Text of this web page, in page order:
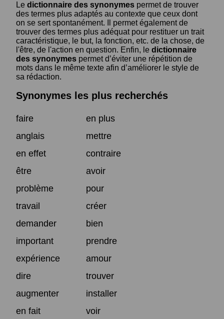
Le dictionnaire des synonymes permet de trouver
des termes plus adaptés au contexte que ceux dont
on se sert spontanément. Il permet également de
trouver des termes plus adéquat pour restituer un trait
caractéristique, le but, la fonction, etc. de la chose, de
l'être, de l'action en question. Enfin, le dictionnaire
des synonymes permet d’éviter une répétition de
mots dans le même texte afin d’améliorer le style de
sa rédaction.
Synonymes les plus recherchés
faire
en plus
anglais
mettre
en effet
contraire
être
avoir
problème
pour
travail
créer
demander
bien
important
prendre
expérience
amour
dire
trouver
augmenter
installer
en fait
voir